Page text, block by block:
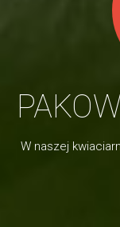
W naszej